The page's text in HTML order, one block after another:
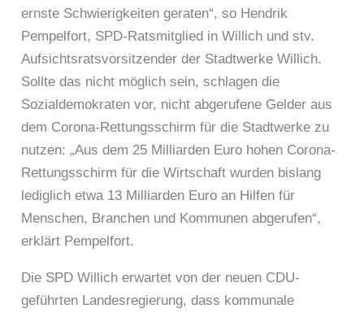
ernste Schwierigkeiten geraten“, so Hendrik
Pempelfort, SPD-Ratsmitglied in Willich und stv.
Aufsichtsratsvorsitzender der Stadtwerke Willich.
Sollte das nicht möglich sein, schlagen die
Sozialdemokraten vor, nicht abgerufene Gelder aus
dem Corona-Rettungsschirm für die Stadtwerke zu
nutzen: „Aus dem 25 Milliarden Euro hohen Corona-
Rettungsschirm für die Wirtschaft wurden bislang
lediglich etwa 13 Milliarden Euro an Hilfen für
Menschen, Branchen und Kommunen abgerufen“,
erklärt Pempelfort.
Die SPD Willich erwartet von der neuen CDU-
geführten Landesregierung, dass kommunale